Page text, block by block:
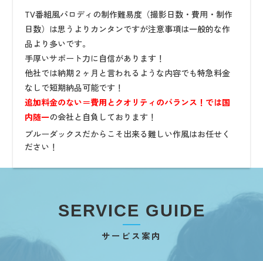
TV番組風パロディの制作難易度（撮影日数・費用・制作
日数）は思うよりカンタンですが注意事項は一般的な作
品より多いです。
手厚いサポート力に自信があります！
他社では納期２ヶ月と言われるような内容でも特急料金
なしで短期納品可能です！
追加料金のない＝費用とクオリティのバランス！では国
内随一の会社と自負しております！
ブルーダックスだからこそ出来る難しい作風はお任せく
ださい！
SERVICE GUIDE
サービス案内